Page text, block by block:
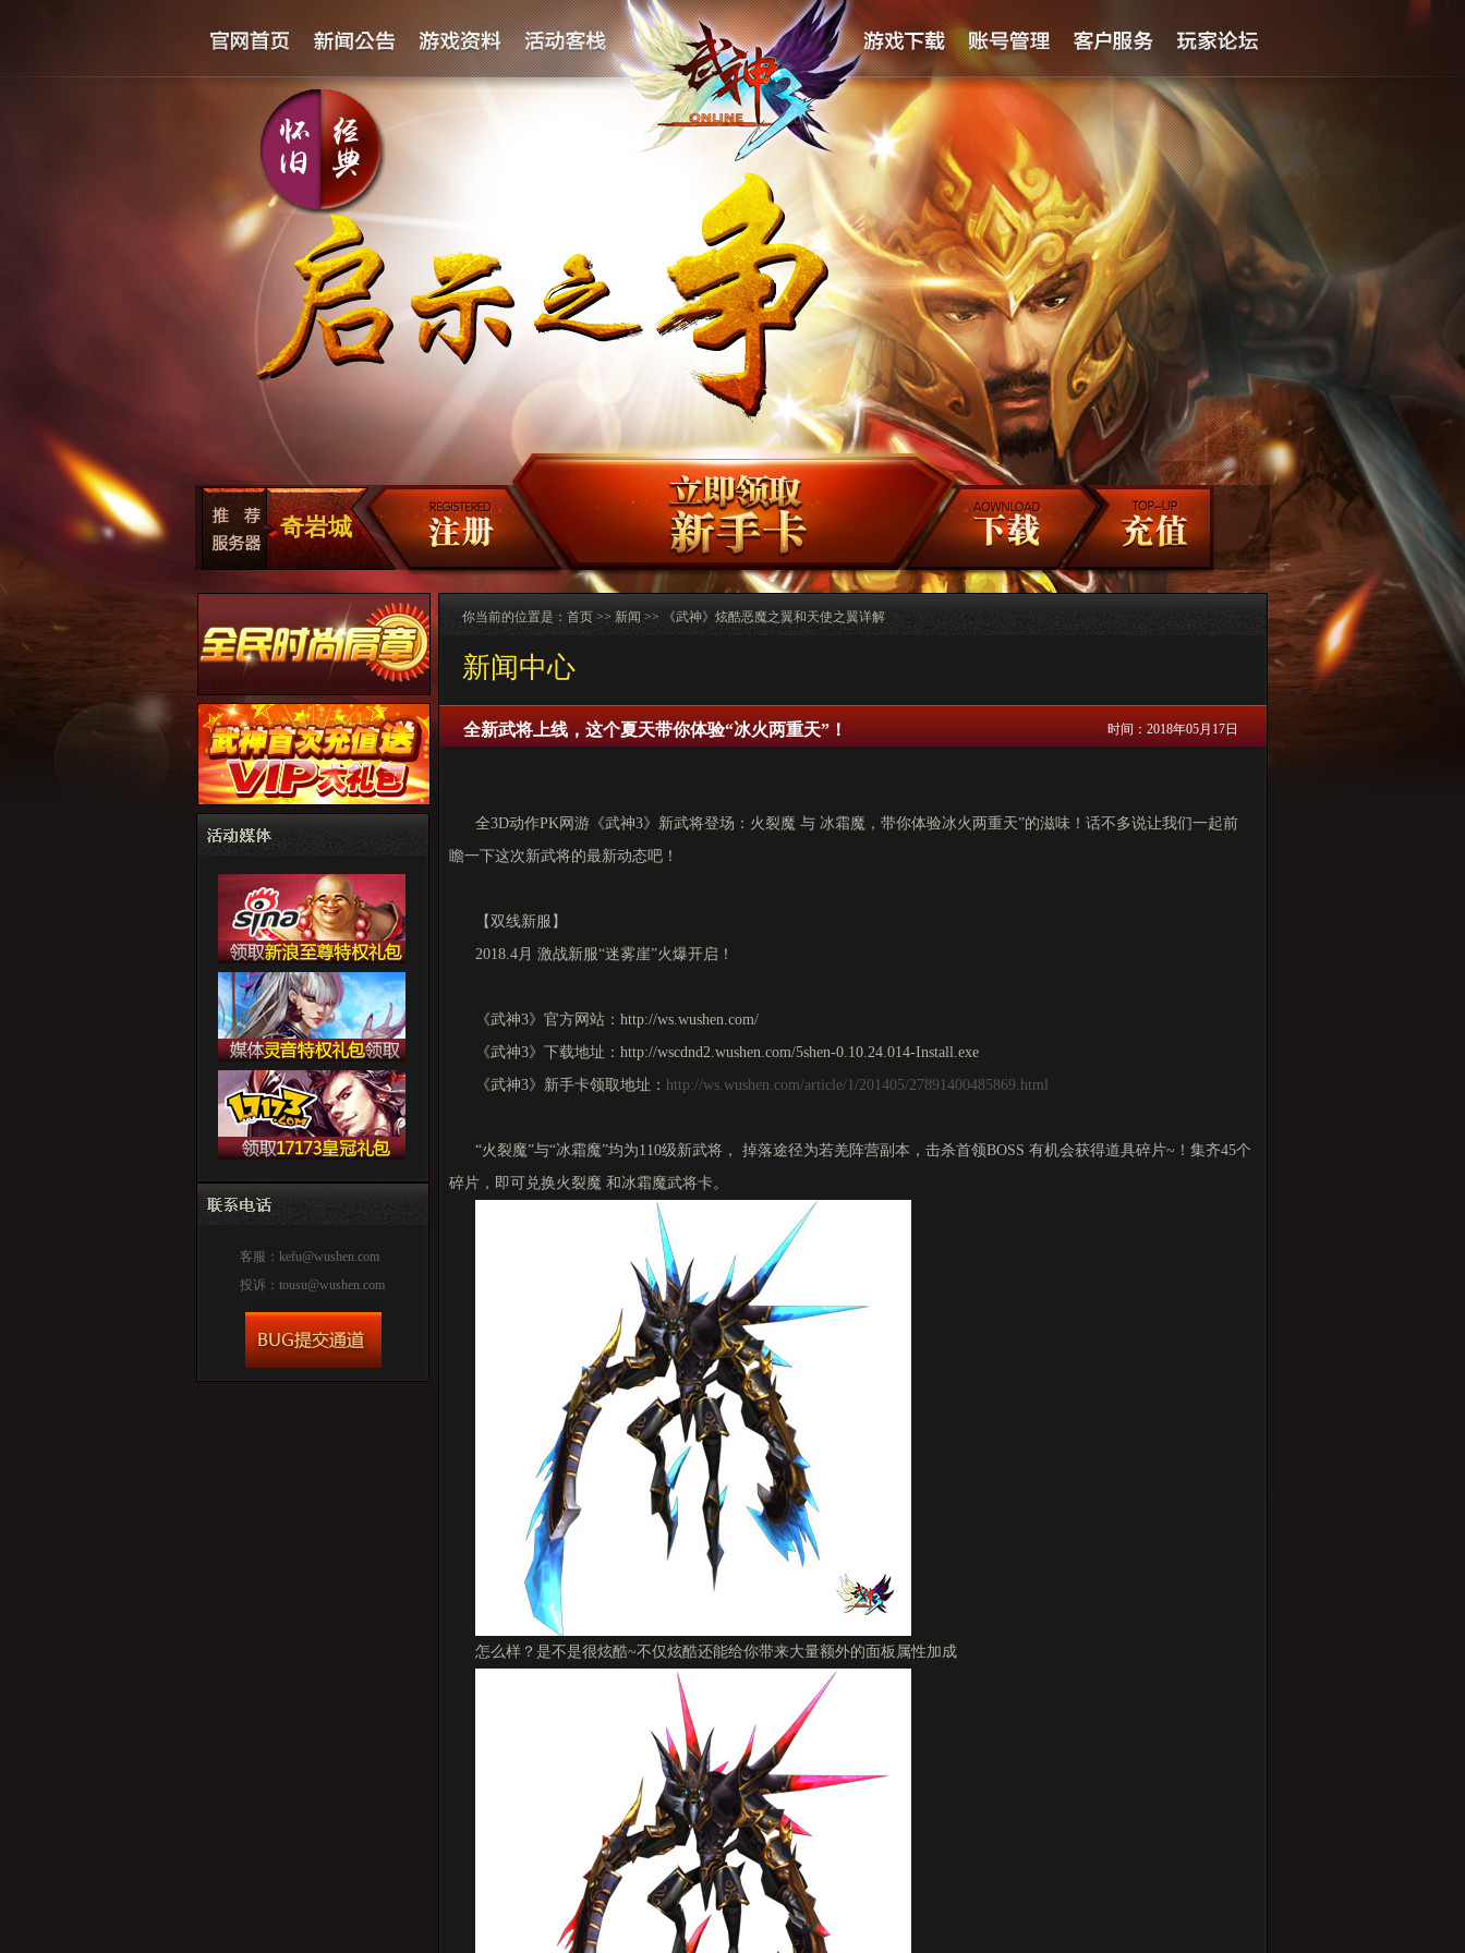
奇岩城
客服： kefu@wushen.com
投诉： tousu@wushen.com
你当前的位置是： 首页 >> 新闻 >> 《武神》炫酷恶魔之翼和天使之翼详解
新闻中心
全新武将上线，这个夏天带你体验“冰火两重天”！ 时间：2018年05月17日
全3D动作PK网游《武神3》新武将登场：火裂魔 与 冰霜魔，带你体验冰火两重天”的滋味！话不多说让我们一起前
瞻一下这次新武将的最新动态吧！
【双线新服】
2018.4月 激战新服“迷雾崖”火爆开启！
《武神3》官方网站：http://ws.wushen.com/
《武神3》下载地址：http://wscdnd2.wushen.com/5shen-0.10.24.014-Install.exe
《武神3》新手卡领取地址： http://ws.wushen.com/article/1/201405/27891400485869.html
“火裂魔”与“冰霜魔”均为110级新武将， 掉落途径为若羌阵营副本，击杀首领BOSS 有机会获得道具碎片~！集齐45个
碎片，即可兑换火裂魔 和冰霜魔武将卡。
怎么样？是不是很炫酷~不仅炫酷还能给你带来大量额外的面板属性加成